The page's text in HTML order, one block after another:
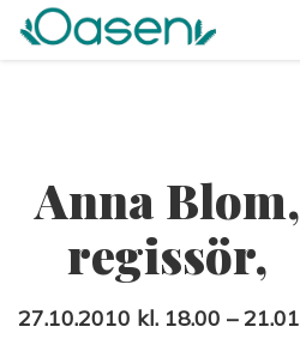
Anna Blom,
regissör,
27.10.2010 kl. 18.00 – 21.01